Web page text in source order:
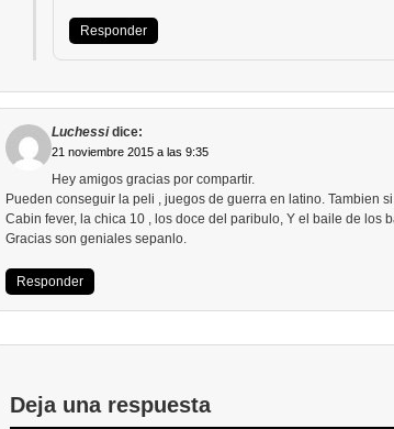
Responder
Luchessi dice:
21 noviembre 2015 a las 9:35
Hey amigos gracias por compartir.
Pueden conseguir la peli , juegos de guerra en latino. Tambien
Cabin fever, la chica 10 , los doce del paribulo, Y el baile de los
Gracias son geniales sepanlo.
Responder
Deja una respuesta